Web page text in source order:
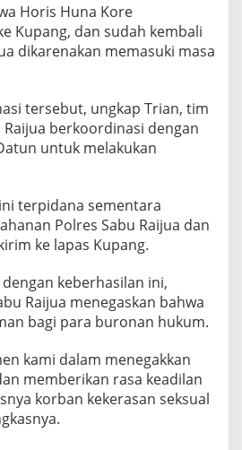
Horis Huna Kore
Kupang, dan sudah kembali
dikarenakan memasuki masa
tersebut, ungkap Trian, tim
berkoordinasi dengan
untuk melakukan
terpidana sementara
Polres Sabu Raijua dan
ke lapas Kupang.
keberhasilan ini,
Raijua menegaskan bahwa
bagi para buronan hukum.
kami dalam menegakkan
memberikan rasa keadilan
korban kekerasan seksual